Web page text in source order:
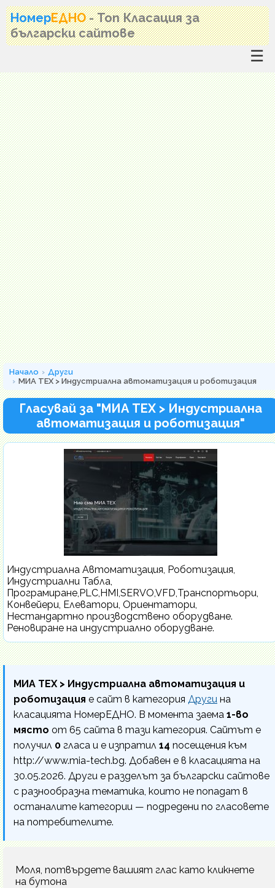
НомерЕДНО - Топ Класация за
български сайтове
☰
Начало
Други
МИА ТЕХ > Индустриална автоматизация и роботизация
Гласувай за "МИА ТЕХ > Индустриална
автоматизация и роботизация"
Индустриална Автоматизация, Роботизация,
Индустриални Табла,
Програмиране,PLC,HMI,SERVO,VFD,Транспортьори,
Конвейери, Елеватори, Ориентатори,
Нестандартно производствено оборудване.
Реновиране на индустриално оборудване.
МИА ТЕХ > Индустриална автоматизация и
роботизация е сайт в категория Други на
класацията НомерЕДНО. В момента заема 1-во
място от 65 сайта в тази категория. Сайтът е
получил 0 гласа и е изпратил 14 посещения към
http://www.mia-tech.bg. Добавен е в класацията на
30.05.2026. Други е разделът за български сайтове
с разнообразна тематика, които не попадат в
останалите категории — подредени по гласовете
на потребителите.
Моля, потвърдете вашият глас като кликнете
на бутона